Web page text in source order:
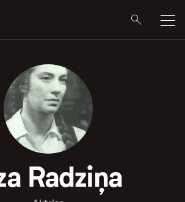
Radziņa